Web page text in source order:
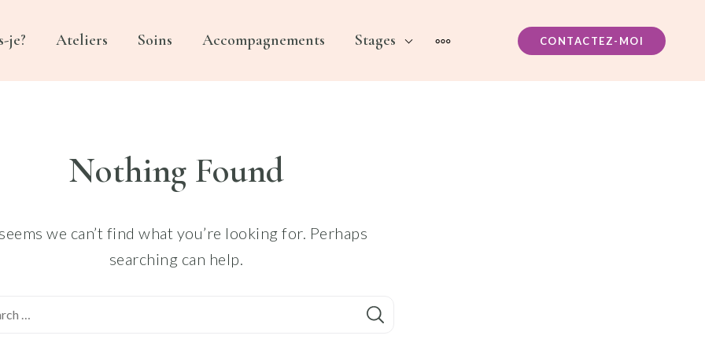
ET CHAMANIQUES
je? Ateliers Soins Accompagnements Stages MORE CONTACTEZ-MOI
Nothing Found
we can’t find what you’re looking for. Perhaps
searching can help.